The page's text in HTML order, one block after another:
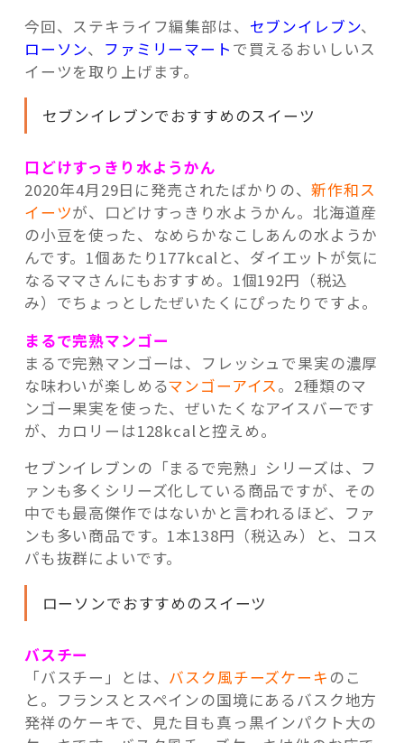
今回、ステキライフ編集部は、 セブンイレブン、
ローソン、 ファミリーマート で買えるおいしいス
イーツを取り上げます。
セブンイレブンでおすすめのスイーツ
口どけすっきり水ようかん
2020年4月29日に発売されたばかりの、新作和ス
イーツが、口どけすっきり水ようかん。北海道産
の小豆を使った、なめらかなこしあんの水ようか
んです。1個あたり177kcalと、ダイエットが気に
なるママさんにもおすすめ。1個192円（税込
み）でちょっとしたぜいたくにぴったりですよ。
まるで完熟マンゴー
まるで完熟マンゴーは、フレッシュで果実の濃厚
な味わいが楽しめるマンゴーアイス。2種類のマ
ンゴー果実を使った、ぜいたくなアイスバーです
が、カロリーは128kcalと控えめ。
セブンイレブンの「まるで完熟」シリーズは、フ
ァンも多くシリーズ化している商品ですが、その
中でも最高傑作ではないかと言われるほど、ファ
ンも多い商品です。1本138円（税込み）と、コス
パも抜群によいです。
ローソンでおすすめのスイーツ
バスチー
「バスチー」とは、 バスク風チーズケーキ のこ
と。フランスとスペインの国境にあるバスク地方
発祥のケーキで、見た目も真っ黒インパクト大の